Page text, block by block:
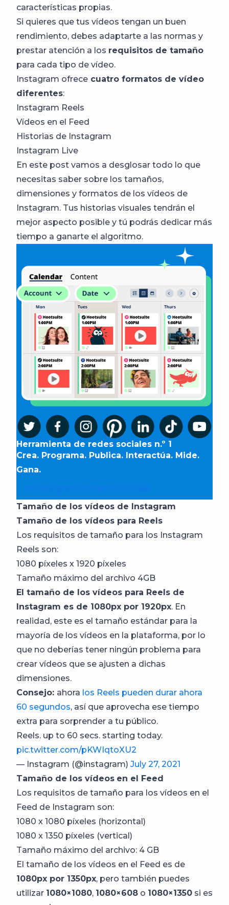
características propias.
Si quieres que tus vídeos tengan un buen
rendimiento, debes adaptarte a las normas y
prestar atención a los requisitos de tamaño
para cada tipo de vídeo.
Instagram ofrece cuatro formatos de vídeo
diferentes:
Instagram Reels
Vídeos en el Feed
Historias de Instagram
Instagram Live
En este post vamos a desglosar todo lo que
necesitas saber sobre los tamaños,
dimensiones y formatos de los vídeos de
Instagram. Tus historias visuales tendrán el
mejor aspecto posible y tú podrás dedicar más
tiempo a ganarte el algoritmo.
Herramienta de redes sociales n.º 1
Crea. Programa. Publica. Interactúa. Mide.
Gana.
Tamaño de los vídeos de Instagram
Tamaño de los vídeos para Reels
Los requisitos de tamaño para los Instagram
Reels son:
1080 píxeles x 1920 píxeles
Tamaño máximo del archivo 4GB
El tamaño de los vídeos para Reels de
Instagram es de 1080px por 1920px. En
realidad, este es el tamaño estándar para la
mayoría de los vídeos en la plataforma, por lo
que no deberías tener ningún problema para
crear vídeos que se ajusten a dichas
dimensiones.
Consejo: ahora los Reels pueden durar ahora
60 segundos, así que aprovecha ese tiempo
extra para sorprender a tu público.
Reels. up to 60 secs. starting today.
pic.twitter.com/pKWIqtoXU2
— Instagram (@instagram) July 27, 2021
Tamaño de los vídeos en el Feed
Los requisitos de tamaño para los vídeos en el
Feed de Instagram son:
1080 x 1080 píxeles (horizontal)
1080 x 1350 píxeles (vertical)
Tamaño máximo del archivo: 4 GB
El tamaño de los vídeos en el Feed es de
1080px por 1350px, pero también puedes
utilizar 1080×1080, 1080×608 o 1080×1350 si es